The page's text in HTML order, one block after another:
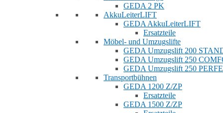
GEDA 2 PK
AkkuLeiterLIFT
GEDA AkkuLeiterLIFT
Ersatzteile
Möbel- und Umzugslifte
GEDA Umzugslift 200
GEDA Umzugslift 250
GEDA Umzugslift 250
Transportbühnen
GEDA 1200 Z/ZP
Ersatzteile
GEDA 1500 Z/ZP